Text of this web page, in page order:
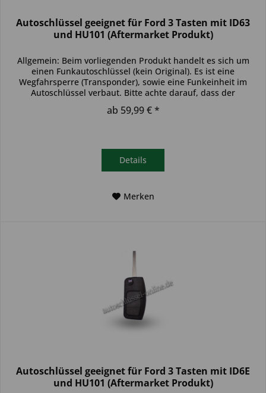
Autoschlüssel geeignet für Ford 3 Tasten mit ID63
und HU101 (Aftermarket Produkt)
Allgemein: Beim vorliegenden Produkt handelt es sich um
einen Funkautoschlüssel (kein Original). Es ist eine
Wegfahrsperre (Transponder), sowie eine Funkeinheit im
Autoschlüssel verbaut. Bitte achte darauf, dass der
ab 59,99 € *
Details
Merken
Autoschlüssel geeignet für Ford 3 Tasten mit ID6E
und HU101 (Aftermarket Produkt)